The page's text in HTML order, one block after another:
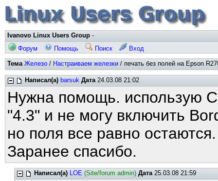
Ivanovo Linux Users Group -
Форум
Помощь Поиск Вход
Тема Железо / Настраиваем железки / печать без полей на Epson
Написал(а) barsuk Дата24.03.08 21:02
Нужна помощь. использую
"4.3" и не могу включить
но поля все равно остаются.
Заранее спасибо.
Написал(а) LOE (Site/forum admin) Дата25.03.08 21:59